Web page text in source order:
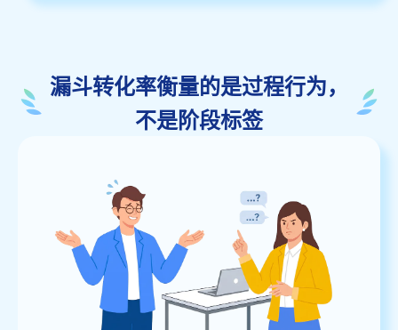
漏斗转化率衡量的是过程行为，
不是阶段标签